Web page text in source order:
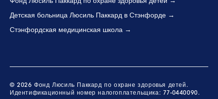
Детская больница Люсиль Паккард в Стэнфорде
Стэнфордская медицинская школа
© 2026 Фонд Люсиль Паккард по охране здоровья детей.
Идентификационный номер налогоплательщика: 77-0440090.